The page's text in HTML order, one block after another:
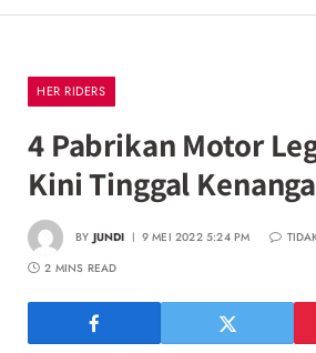
HER RIDERS
4 Pabrikan Motor
Kini Tinggal
BY JUNDI 9 MEI 2022 5:24 PM
2 MINS READ